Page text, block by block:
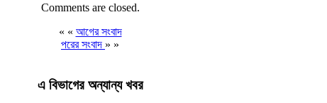
Comments are closed.
« « আগের সংবাদ
পরের সংবাদ » »
এ বিভাগের অন্যান্য খবর